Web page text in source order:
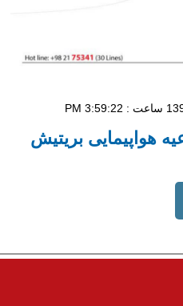
هواپیمایی بریتیش